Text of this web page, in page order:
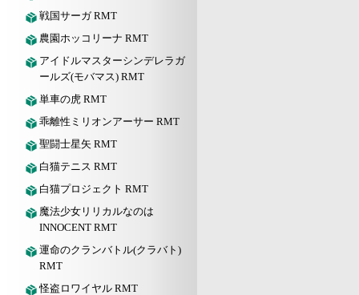
戦国サーガ RMT
農園ホッコリーナ RMT
アイドルマスターシンデレラガ
ールズ(モバマス) RMT
単車の虎 RMT
乖離性ミリオンアーサー RMT
聖闘士星矢 RMT
白猫テニス RMT
白猫プロジェクト RMT
魔法少女リリカルなのは
INNOCENT RMT
運命のクランバトル(クラバト)
RMT
怪盗ロワイヤル RMT